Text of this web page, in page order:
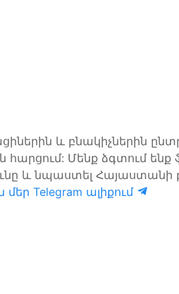
և բնակիչներին
հարցում: Մենք ձգտում
և նպաստել
Telegram ալիքում